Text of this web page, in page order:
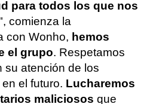
para todos los que nos
comienza la
con Wonho, hemos
el grupo. Respetamos
su atención de los
el futuro. Lucharemos
maliciosos que